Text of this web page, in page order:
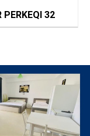
32